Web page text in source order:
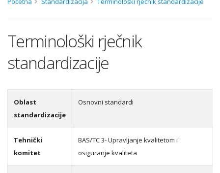
Terminološki rječnik
standardizacije
Oblast
standardizacije
Osnovni standardi
Tehnički
komitet
BAS/TC 3- Upravljanje kvalitetom i
osiguranje kvaliteta